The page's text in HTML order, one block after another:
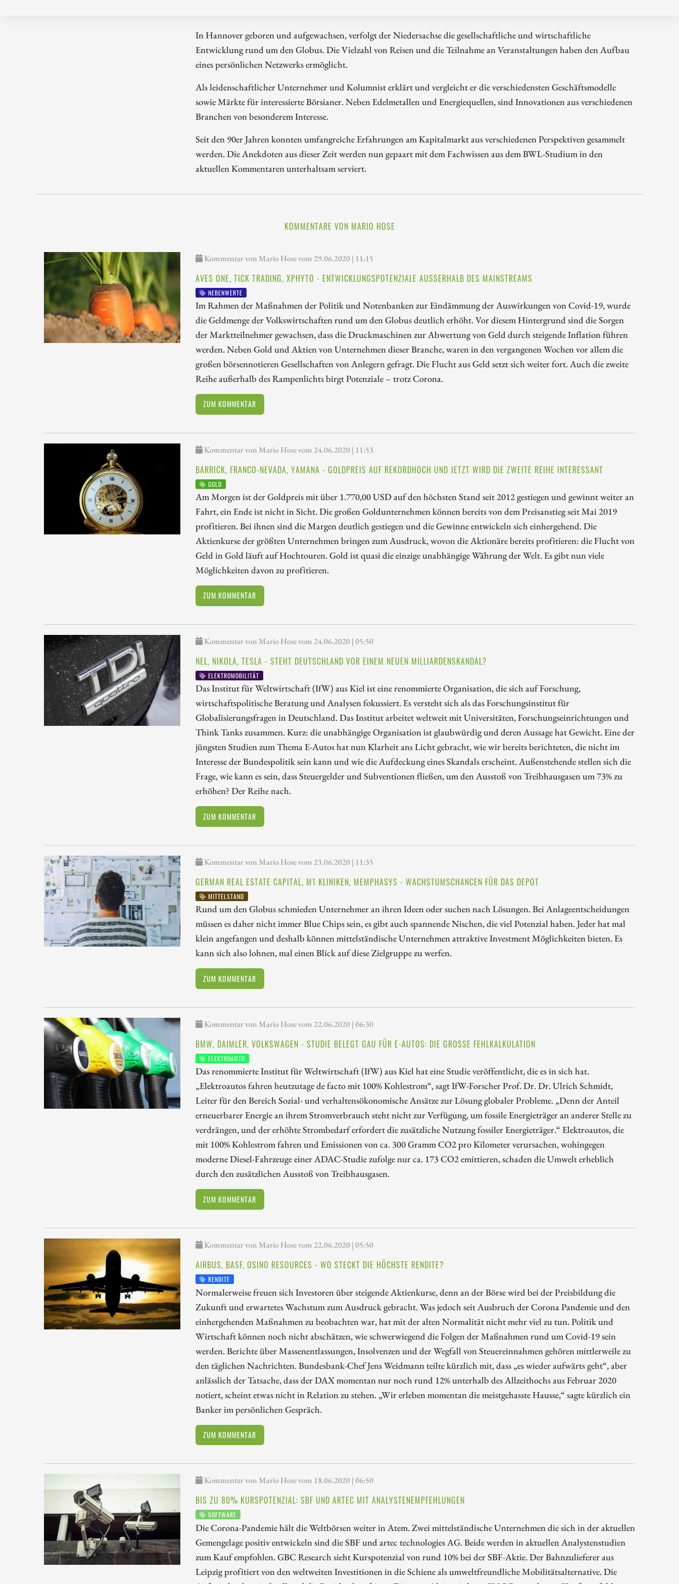
In Hannover geboren und aufgewachsen, verfolgt der Niedersachse die gesellschaftliche und wirtschaftliche
Entwicklung rund um den Globus. Die Vielzahl von Reisen und die Teilnahme an Veranstaltungen haben den Aufbau
eines persönlichen Netzwerks ermöglicht.
Als leidenschaftlicher Unternehmer und Kolumnist erklärt und vergleicht er die verschiedensten Geschäftsmodelle
sowie Märkte für interessierte Börsianer. Neben Edelmetallen und Energiequellen, sind Innovationen aus verschiedenen
Branchen von besonderem Interesse.
Seit den 90er Jahren konnten umfangreiche Erfahrungen am Kapitalmarkt aus verschiedenen Perspektiven gesammelt
werden. Die Anekdoten aus dieser Zeit werden nun gepaart mit dem Fachwissen aus dem BWL-Studium in den
aktuellen Kommentaren unterhaltsam serviert.
KOMMENTARE VON MARIO HOSE
Kommentar von Mario Hose vom 29.06.2020 | 11:15
AVES ONE, TICK TRADING, XPHYTO - ENTWICKLUNGSPOTENZIALE AUSSERHALB DES MAINSTREAMS
NEBENWERTE
Im Rahmen der Maßnahmen der Politik und Notenbanken zur Eindämmung der Auswirkungen von Covid-19, wurde
die Geldmenge der Volkswirtschaften rund um den Globus deutlich erhöht. Vor diesem Hintergrund sind die Sorgen
der Marktteilnehmer gewachsen, dass die Druckmaschinen zur Abwertung von Geld durch steigende Inflation führen
werden. Neben Gold und Aktien von Unternehmen dieser Branche, waren in den vergangenen Wochen vor allem die
großen börsennotieren Gesellschaften von Anlegern gefragt. Die Flucht aus Geld setzt sich weiter fort. Auch die zweite
Reihe außerhalb des Rampenlichts birgt Potenziale – trotz Corona.
ZUM KOMMENTAR
Kommentar von Mario Hose vom 24.06.2020 | 11:53
BARRICK, FRANCO-NEVADA, YAMANA - GOLDPREIS AUF REKORDHOCH UND JETZT WIRD DIE ZWEITE REIHE INTERESSANT
GOLD
Am Morgen ist der Goldpreis mit über 1.770,00 USD auf den höchsten Stand seit 2012 gestiegen und gewinnt weiter an
Fahrt, ein Ende ist nicht in Sicht. Die großen Goldunternehmen können bereits von dem Preisanstieg seit Mai 2019
profitieren. Bei ihnen sind die Margen deutlich gestiegen und die Gewinne entwickeln sich einhergehend. Die
Aktienkurse der größten Unternehmen bringen zum Ausdruck, wovon die Aktionäre bereits profitieren: die Flucht von
Geld in Gold läuft auf Hochtouren. Gold ist quasi die einzige unabhängige Währung der Welt. Es gibt nun viele
Möglichkeiten davon zu profitieren.
ZUM KOMMENTAR
Kommentar von Mario Hose vom 24.06.2020 | 05:50
NEL, NIKOLA, TESLA - STEHT DEUTSCHLAND VOR EINEM NEUEN MILLIARDENSKANDAL?
ELEKTROMOBILITÄT
Das Institut für Weltwirtschaft (IfW) aus Kiel ist eine renommierte Organisation, die sich auf Forschung,
wirtschaftspolitische Beratung und Analysen fokussiert. Es versteht sich als das Forschungsinstitut für
Globalisierungsfragen in Deutschland. Das Institut arbeitet weltweit mit Universitäten, Forschungseinrichtungen und
Think Tanks zusammen. Kurz: die unabhängige Organisation ist glaubwürdig und deren Aussage hat Gewicht. Eine der
jüngsten Studien zum Thema E-Autos hat nun Klarheit ans Licht gebracht, wie wir bereits berichteten, die nicht im
Interesse der Bundespolitik sein kann und wie die Aufdeckung eines Skandals erscheint. Außenstehende stellen sich die
Frage, wie kann es sein, dass Steuergelder und Subventionen fließen, um den Ausstoß von Treibhausgasen um 73% zu
erhöhen? Der Reihe nach.
ZUM KOMMENTAR
Kommentar von Mario Hose vom 23.06.2020 | 11:35
GERMAN REAL ESTATE CAPITAL, M1 KLINIKEN, MEMPHASYS - WACHSTUMSCHANCEN FÜR DAS DEPOT
MITTELSTAND
Rund um den Globus schmieden Unternehmer an ihren Ideen oder suchen nach Lösungen. Bei Anlageentscheidungen
müssen es daher nicht immer Blue Chips sein, es gibt auch spannende Nischen, die viel Potenzial haben. Jeder hat mal
klein angefangen und deshalb können mittelständische Unternehmen attraktive Investment Möglichkeiten bieten. Es
kann sich also lohnen, mal einen Blick auf diese Zielgruppe zu werfen.
ZUM KOMMENTAR
Kommentar von Mario Hose vom 22.06.2020 | 06:30
BMW, DAIMLER, VOLKSWAGEN - STUDIE BELEGT GAU FÜR E-AUTOS: DIE GROSSE FEHLKALKULATION
ELEKTROAUTO
Das renommierte Institut für Weltwirtschaft (IfW) aus Kiel hat eine Studie veröffentlicht, die es in sich hat.
„Elektroautos fahren heutzutage de facto mit 100% Kohlestrom“, sagt IfW-Forscher Prof. Dr. Dr. Ulrich Schmidt,
Leiter für den Bereich Sozial- und verhaltensökonomische Ansätze zur Lösung globaler Probleme. „Denn der Anteil
erneuerbarer Energie an ihrem Stromverbrauch steht nicht zur Verfügung, um fossile Energieträger an anderer Stelle zu
verdrängen, und der erhöhte Strombedarf erfordert die zusätzliche Nutzung fossiler Energieträger.“ Elektroautos, die
mit 100% Kohlestrom fahren und Emissionen von ca. 300 Gramm CO2 pro Kilometer verursachen, wohingegen
moderne Diesel-Fahrzeuge einer ADAC-Studie zufolge nur ca. 173 CO2 emittieren, schaden die Umwelt erheblich
durch den zusätzlichen Ausstoß von Treibhausgasen.
ZUM KOMMENTAR
Kommentar von Mario Hose vom 22.06.2020 | 05:50
AIRBUS, BASF, OSINO RESOURCES - WO STECKT DIE HÖCHSTE RENDITE?
RENDITE
Normalerweise freuen sich Investoren über steigende Aktienkurse, denn an der Börse wird bei der Preisbildung die
Zukunft und erwartetes Wachstum zum Ausdruck gebracht. Was jedoch seit Ausbruch der Corona Pandemie und den
einhergehenden Maßnahmen zu beobachten war, hat mit der alten Normalität nicht mehr viel zu tun. Politik und
Wirtschaft können noch nicht abschätzen, wie schwerwiegend die Folgen der Maßnahmen rund um Covid-19 sein
werden. Berichte über Massenentlassungen, Insolvenzen und der Wegfall von Steuereinnahmen gehören mittlerweile zu
den täglichen Nachrichten. Bundesbank-Chef Jens Weidmann teilte kürzlich mit, dass „es wieder aufwärts geht“, aber
anlässlich der Tatsache, dass der DAX momentan nur noch rund 12% unterhalb des Allzeithochs aus Februar 2020
notiert, scheint etwas nicht in Relation zu stehen. „Wir erleben momentan die meistgehasste Hausse,“ sagte kürzlich ein
Banker im persönlichen Gespräch.
ZUM KOMMENTAR
Kommentar von Mario Hose vom 18.06.2020 | 06:50
BIS ZU 80% KURSPOTENZIAL: SBF UND ARTEC MIT ANALYSTENEMPFEHLUNGEN
SOFTWARE
Die Corona-Pandemie hält die Weltbörsen weiter in Atem. Zwei mittelständische Unternehmen die sich in der aktuellen
Gemengelage positiv entwickeln sind die SBF und artec technologies AG. Beide werden in aktuellen Analystenstudien
zum Kauf empfohlen. GBC Research sieht Kurspotenzial von rund 10% bei der SBF-Aktie. Der Bahnzulieferer aus
Leipzig profitiert von den weltweiten Investitionen in die Schiene als umweltfreundliche Mobilitätsalternative. Die